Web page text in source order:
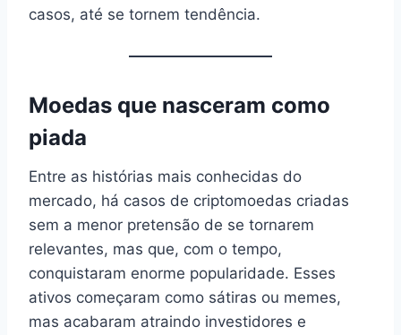
casos, até se tornem tendência.
Moedas que nasceram como
piada
Entre as histórias mais conhecidas do
mercado, há casos de criptomoedas criadas
sem a menor pretensão de se tornarem
relevantes, mas que, com o tempo,
conquistaram enorme popularidade. Esses
ativos começaram como sátiras ou memes,
mas acabaram atraindo investidores e